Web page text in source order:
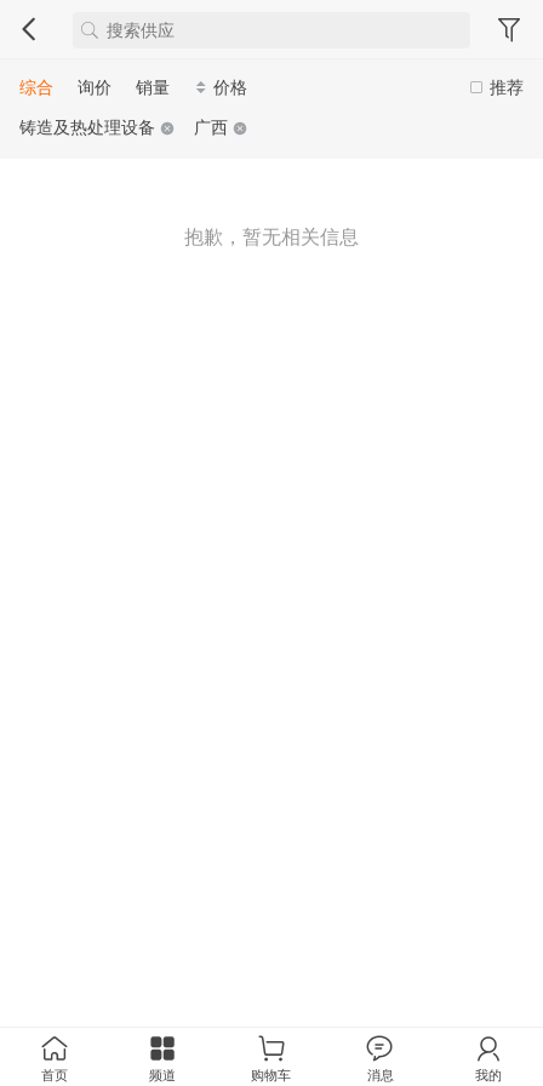
推荐
综合 询价 销量
价格
铸造及热处理设备
广西
抱歉，暂无相关信息
首页 频道 购物车 消息 我的